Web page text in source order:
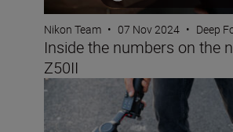
Nikon Team • 07 Nov 2024 • Deep
Inside the numbers on the
Z50II
Inside the numbers on the new